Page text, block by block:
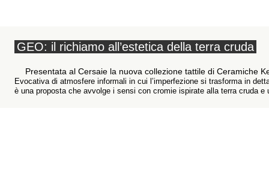
GEO: il richiamo all’estetica della terra cruda
Presentata al Cersaie la nuova collezione tattile di Ceramiche
Evocativa di atmosfere informali in cui l’imperfezione si trasforma in
è una proposta che avvolge i sensi con cromie ispirate alla terra cruda